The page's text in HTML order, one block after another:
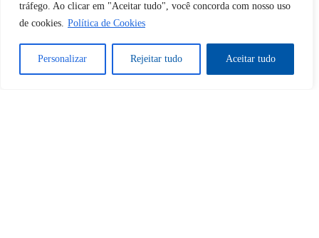
tráfego. Ao clicar em "Aceitar tudo", você concorda com nosso uso
de cookies. Política de Cookies
Personalizar Rejeitar tudo Aceitar tudo
Sim